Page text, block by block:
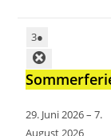
3●
29. Juni 2026–7.
August 2026